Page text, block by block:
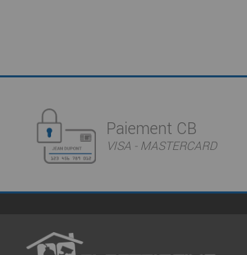
Paiement CB
VISA - MASTERCARD